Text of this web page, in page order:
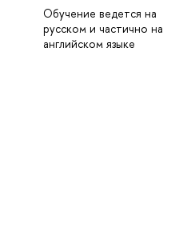
Обучение ведется на
русском и частично на
английском языке